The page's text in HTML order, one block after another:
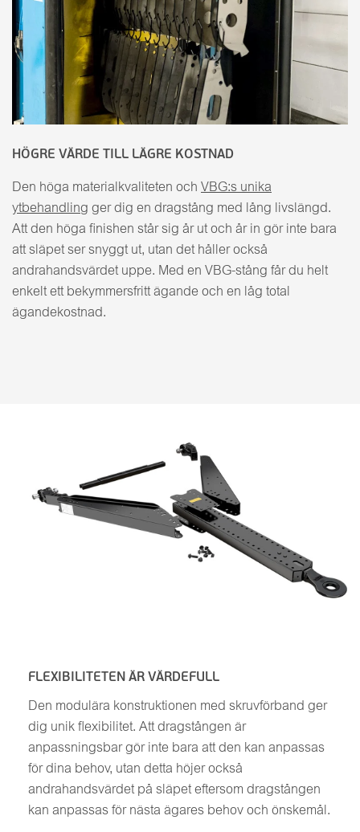
HÖGRE VÄRDE TILL LÄGRE KOSTNAD
Den höga materialkvaliteten och VBG:s unika
ytbehandling ger dig en dragstång med lång livslängd.
Att den höga finishen står sig år ut och år in gör inte bara
att släpet ser snyggt ut, utan det håller också
andrahandsvärdet uppe. Med en VBG-stång får du helt
enkelt ett bekymmersfritt ägande och en låg total
ägandekostnad.
FLEXIBILITETEN ÄR VÄRDEFULL
Den modulära konstruktionen med skruvförband ger
dig unik flexibilitet. Att dragstången är
anpassningsbar gör inte bara att den kan anpassas
för dina behov, utan detta höjer också
andrahandsvärdet på släpet eftersom dragstången
kan anpassas för nästa ägares behov och önskemål.